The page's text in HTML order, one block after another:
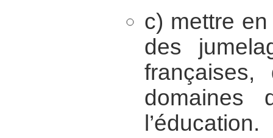
c) mettre
des
l’éducation.